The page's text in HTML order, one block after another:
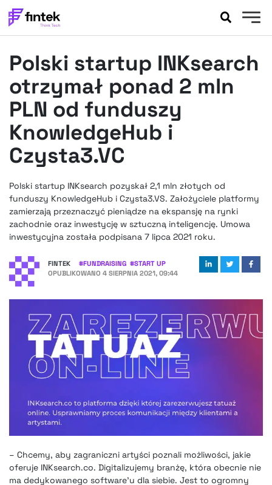
BANKOWOŚĆ
EVENTY
FELIETONY
WYWIADY
LEGAL
PODCASTY
FINTEK EXTRA
OKIEM EKSPERTA
Polski startup INKsearch
otrzymał ponad 2 mln
PLN od funduszy
KnowledgeHub i
Czysta3.VC
Polski startup INKsearch pozyskał 2,1 mln złotych od
funduszy KnowledgeHub i Czysta3.VS. Założyciele platformy
zamierzają przeznaczyć pieniądze na ekspansję na rynki
zachodnie oraz inwestycję w sztuczną inteligencję. Umowa
inwestycyjna została podpisana 7 lipca 2021 roku.
FINTEK #FUNDRAISING #START UP
OPUBLIKOWANO 4 SIERPNIA 2021, 09:44
– Chcemy, aby zagraniczni artyści poznali możliwości, jakie
oferuje INKsearch.co. Digitalizujemy branżę, która obecnie nie
ma dedykowanego software’u dla siebie. Jest to ogromny